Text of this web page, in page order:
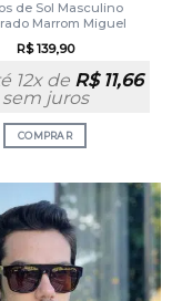
de Sol Masculino
Marrom Miguel
R$139,90
12x de R$11,66
sem juros
COMPRAR